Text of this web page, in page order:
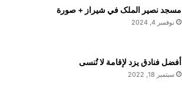
مسجد نصير الملک في شيراز + صورة
نوفمبر 4, 2024
أفضل فنادق يزد لإقامة لا تُنسى
سبتمبر 18, 2022